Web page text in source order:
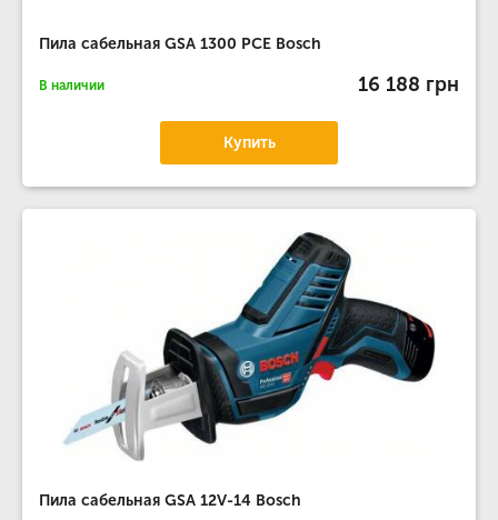
Пила сабельная GSA 1300 PCE Bosch
В наличии 16 188 грн
Купить
Пила сабельная GSA 12V-14 Bosch